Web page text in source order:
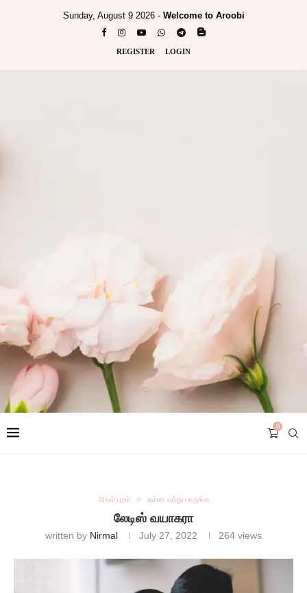
Sunday, August 9 2026 - Welcome to Aroobi
REGISTER LOGIN
0
அகம் புறம் சும்மா வந்து பாருங்க
லேடிஸ் வயாகரா
written by Nirmal July 27, 2022 264 views